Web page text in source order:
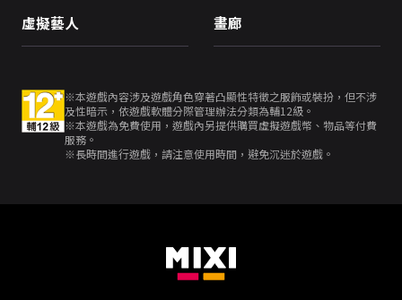
虛擬藝人 畫廊
※本遊戲內容涉及遊戲角色穿著凸顯性特徵之服飾或裝扮，但不涉
及性暗示，依遊戲軟體分際管理辦法分類為輔12級。
※本遊戲為免費使用，遊戲內另提供購買虛擬遊戲幣、物品等付費
服務。
※長時間進行遊戲，請注意使用時間，避免沉迷於遊戲。